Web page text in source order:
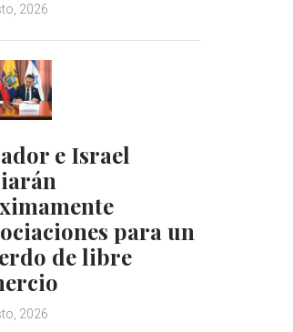
2026
e Israel
para un
de libre
2026